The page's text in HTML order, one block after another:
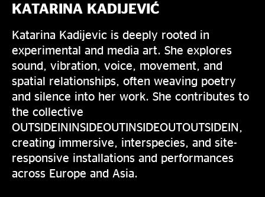
KATARINA KADIJEVIĆ
Katarina Kadijevic is deeply rooted in
experimental and media art. She explores
sound, vibration, voice, movement, and
spatial relationships, often weaving poetry
and silence into her work. She contributes to
the collective
OUTSIDEININSIDEOUTINSIDEOUTOUTSIDEIN,
creating immersive, interspecies, and site-
responsive installations and performances
across Europe and Asia.